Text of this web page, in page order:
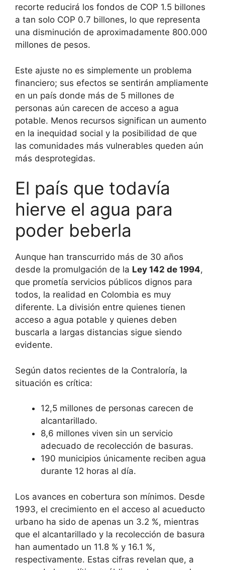
recorte reducirá los fondos de COP 1.5 billones
a tan solo COP 0.7 billones, lo que representa
una disminución de aproximadamente 800.000
millones de pesos.
Este ajuste no es simplemente un problema
financiero; sus efectos se sentirán ampliamente
en un país donde más de 5 millones de
personas aún carecen de acceso a agua
potable. Menos recursos significan un aumento
en la inequidad social y la posibilidad de que
las comunidades más vulnerables queden aún
más desprotegidas.
El país que todavía
hierve el agua para
poder beberla
Aunque han transcurrido más de 30 años
desde la promulgación de la Ley 142 de 1994,
que prometía servicios públicos dignos para
todos, la realidad en Colombia es muy
diferente. La división entre quienes tienen
acceso a agua potable y quienes deben
buscarla a largas distancias sigue siendo
evidente.
Según datos recientes de la Contraloría, la
situación es crítica:
12,5 millones de personas carecen de
alcantarillado.
8,6 millones viven sin un servicio
adecuado de recolección de basuras.
190 municipios únicamente reciben agua
durante 12 horas al día.
Los avances en cobertura son mínimos. Desde
1993, el crecimiento en el acceso al acueducto
urbano ha sido de apenas un 3.2 %, mientras
que el alcantarillado y la recolección de basura
han aumentado un 11.8 % y 16.1 %,
respectivamente. Estas cifras revelan que, a